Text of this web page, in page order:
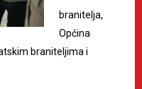
branitelja,
Općina
braniteljima i